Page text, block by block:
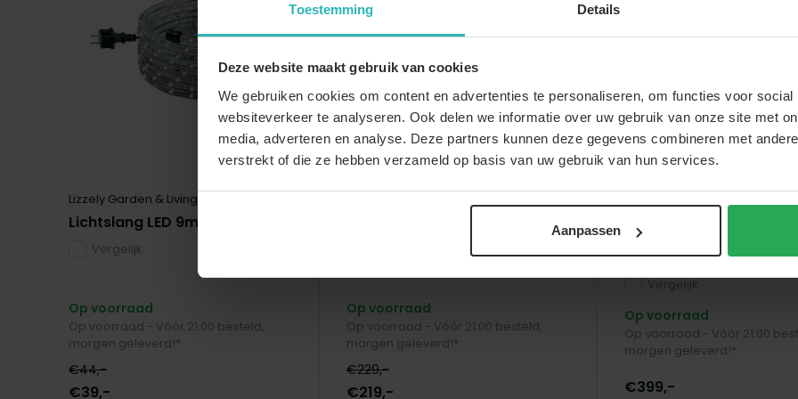
Toestemming Details
Deze website maakt gebruik van cookies
We gebruiken cookies om content en advertenties te personaliseren, om functies voor
websiteverkeer te analyseren. Ook delen we informatie over uw gebruik van onze site met
media, adverteren en analyse. Deze partners kunnen deze gegevens combineren met
verstrekt of die ze hebben verzameld op basis van uw gebruik van hun services.
Aanpassen
Lizzely Garden & Living
Lichtslang LED 9m
Vergelijk
Op voorraad
Op voorraad - Vóór 21:00 besteld,
morgen geleverd!*
€44,-
€39,-
Op voorraad
Op voorraad - Vóór 21:00 besteld,
morgen geleverd!*
€229,-
€219,-
Easy up 3x4,5m grijs
(aluminium buizen)
partytent opvouwbaar
Vergelijk
Op voorraad
Op voorraad - Vóór 21:00
morgen geleverd!*
€399,-